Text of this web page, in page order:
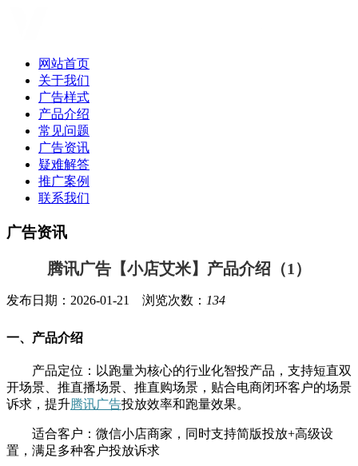
网站首页
关于我们
广告样式
产品介绍
常见问题
广告资讯
疑难解答
推广案例
联系我们
广告资讯
腾讯广告【小店艾米】产品介绍（1）
发布日期：2026-01-21 浏览次数： 134
一、产品介绍
产品定位：以跑量为核心的行业化智投产品，支持短直双
开场景、推直播场景、推直购场景，贴合电商闭环客户的场景
诉求，提升腾讯广告投放效率和跑量效果。
适合客户：微信小店商家，同时支持简版投放+高级设
置，满足多种客户投放诉求